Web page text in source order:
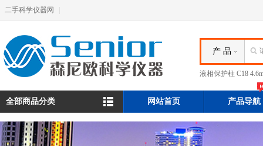
二手科学仪器网
产 品
液相保护柱 C18
全部商品分类 网站首页 产品导航